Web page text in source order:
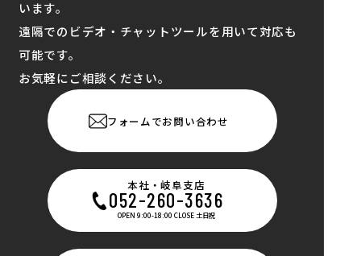
います。
遠隔でのビデオ・チャットツールを用いて対応も
可能です。
お気軽にご相談ください。
フォームでお問い合わせ
本社・岐阜支店
052-260-3636
OPEN 9:00-18:00 CLOSE 土日祝